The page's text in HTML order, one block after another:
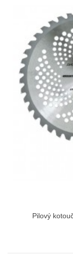
Pilový